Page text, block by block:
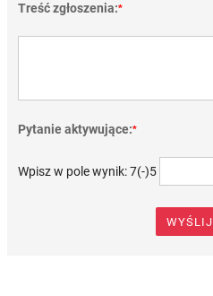
Treść zgłoszenia:*
Pytanie aktywujące:*
Wpisz w pole wynik: 7(-)5
WYŚLIJ